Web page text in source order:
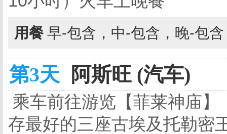
用餐 早-包含，中-包含，晚-包
第3天 阿斯旺 (汽车)
乘车前往游览【菲莱神庙
存最好的三座古埃及托勒密